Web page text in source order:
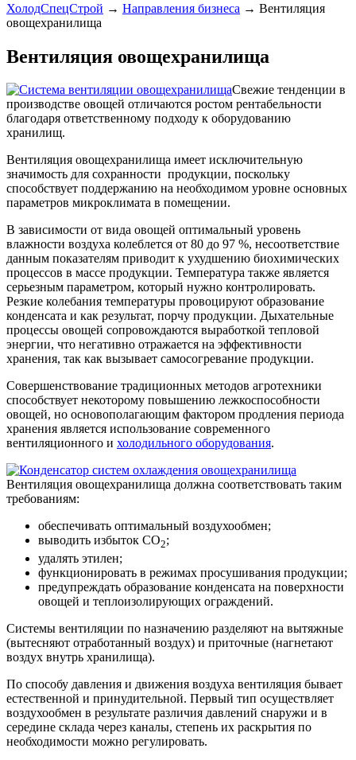
ХолодСпецСтрой → Направления бизнеса → Вентиляция
овощехранилища
Вентиляция овощехранилища
Свежие тенденции в
производстве овощей отличаются ростом рентабельности
благодаря ответственному подходу к оборудованию
хранилищ.
Вентиляция овощехранилища имеет исключительную
значимость для сохранности продукции, поскольку
способствует поддержанию на необходимом уровне основных
параметров микроклимата в помещении.
В зависимости от вида овощей оптимальный уровень
влажности воздуха колеблется от 80 до 97 %, несоответствие
данным показателям приводит к ухудшению биохимических
процессов в массе продукции. Температура также является
серьезным параметром, который нужно контролировать.
Резкие колебания температуры провоцируют образование
конденсата и как результат, порчу продукции. Дыхательные
процессы овощей сопровождаются выработкой тепловой
энергии, что негативно отражается на эффективности
хранения, так как вызывает самосогревание продукции.
Совершенствование традиционных методов агротехники
способствует некоторому повышению лежкоспособности
овощей, но основополагающим фактором продления периода
хранения является использование современного
вентиляционного и холодильного оборудования.
Вентиляция овощехранилища должна соответствовать таким
требованиям:
обеспечивать оптимальный воздухообмен;
выводить избыток СО2;
удалять этилен;
функционировать в режимах просушивания продукции;
предупреждать образование конденсата на поверхности
овощей и теплоизолирующих ограждений.
Системы вентиляции по назначению разделяют на вытяжные
(вытесняют отработанный воздух) и приточные (нагнетают
воздух внутрь хранилища).
По способу давления и движения воздуха вентиляция бывает
естественной и принудительной. Первый тип осуществляет
воздухообмен в результате различия давлений снаружи и в
середине склада через каналы, степень их раскрытия по
необходимости можно регулировать.